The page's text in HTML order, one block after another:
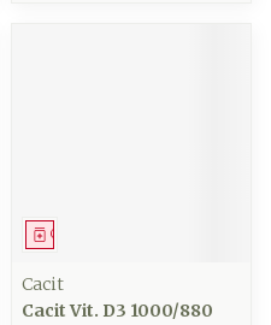
Geneesmiddel
Cacit
Cacit Vit. D3 1000/880